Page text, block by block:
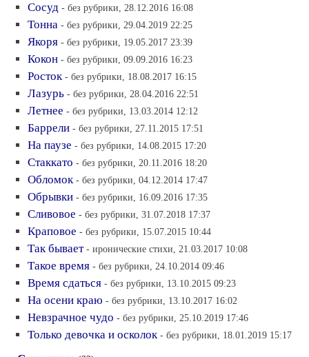
Сосуд - без рубрики, 28.12.2016 16:08
Тонна - без рубрики, 29.04.2019 22:25
Якоря - без рубрики, 19.05.2017 23:39
Кокон - без рубрики, 09.09.2016 16:23
Росток - без рубрики, 18.08.2017 16:15
Лазурь - без рубрики, 28.04.2016 22:51
Летнее - без рубрики, 13.03.2014 12:12
Баррели - без рубрики, 27.11.2015 17:51
На паузе - без рубрики, 14.08.2015 17:20
Стаккато - без рубрики, 20.11.2016 18:20
Обломок - без рубрики, 04.12.2014 17:47
Обрывки - без рубрики, 16.09.2016 17:35
Сливовое - без рубрики, 31.07.2018 17:37
Краповое - без рубрики, 15.07.2015 10:44
Так бывает - иронические стихи, 21.03.2017 10:08
Такое время - без рубрики, 24.10.2014 09:46
Время сдаться - без рубрики, 13.10.2015 09:23
На осени краю - без рубрики, 13.10.2017 16:02
Невзрачное чудо - без рубрики, 25.10.2019 17:46
Только девочка и осколок - без рубрики, 18.01.2019 15:17